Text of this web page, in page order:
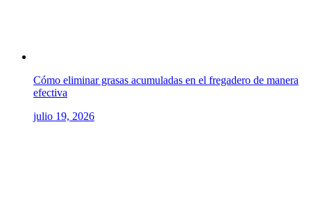
Cómo eliminar grasas acumuladas en el fregadero de manera
efectiva
julio 19, 2026